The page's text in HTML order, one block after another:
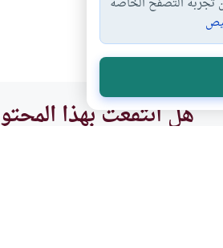
الأسهم في البنك…
هل انتفعت بهذا